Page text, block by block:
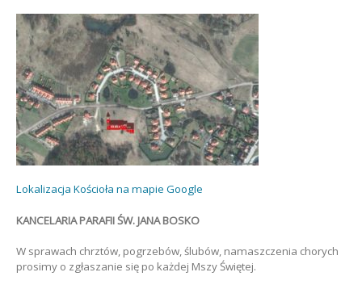
Lokalizacja Kościoła na mapie Google
KANCELARIA PARAFII ŚW. JANA BOSKO
W sprawach chrztów, pogrzebów, ślubów, namaszczenia chorych
prosimy o zgłaszanie się po każdej Mszy Świętej.